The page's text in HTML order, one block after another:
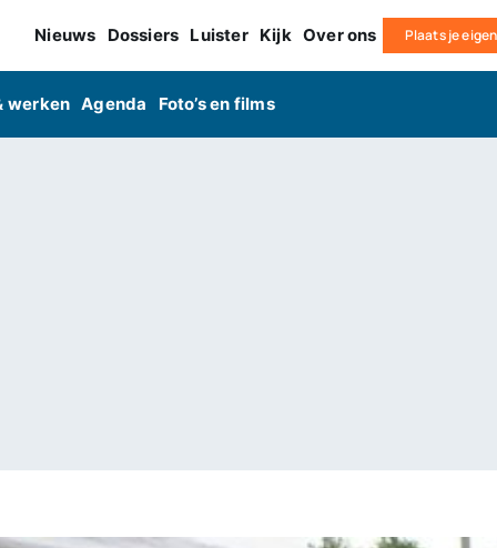
Nieuws Dossiers Luister Kijk Over ons Plaats je
werken Agenda Foto’s en films